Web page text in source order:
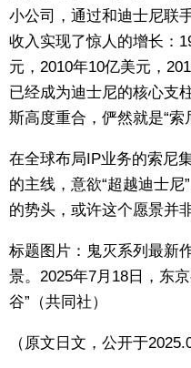
小公司，通过和迪士尼联
收入实现了惊人的增长：
元，2010年10亿美元，
已经成为迪士尼的核心支
斯高度重合，俨然就是“索
在全球布局IP业务的索尼
的主线，意欲“超越迪士
的势头，或许这个愿景并
标题图片：鬼灭系列最新
景。2025年7月18日，东
谷”（共同社）
（原文日文，公开于